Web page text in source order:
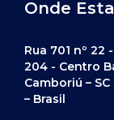
Onde
Rua 701 nº 22
204 - Centro
Camboriú – SC
– Brasil